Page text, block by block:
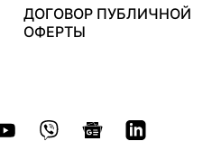
ДОГОВОР ПУБЛИЧНОЙ
ОФЕРТЫ